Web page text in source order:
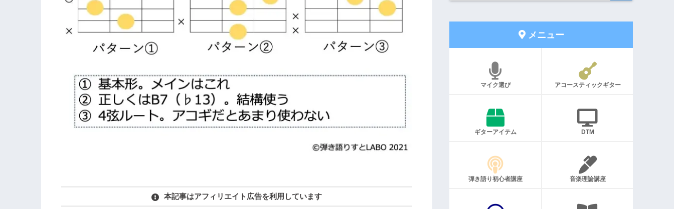
本記事はアフィリエイト広告を利用しています
メニュー
マイク選び アコースティックギター
ギターアイテム DTM
弾き語り初心者講座 音楽理論講座